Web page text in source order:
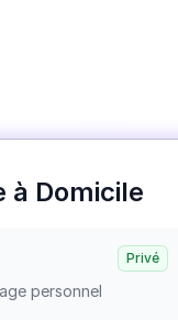
à Domicile
Privé
personnel